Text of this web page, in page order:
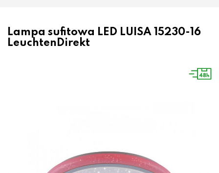
Lampa sufitowa LED LUISA 15230-16
LeuchtenDirekt